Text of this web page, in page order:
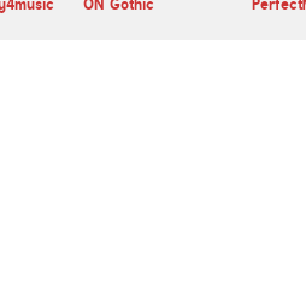
ON Gothic